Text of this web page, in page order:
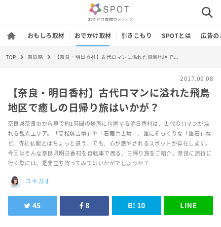
おもしろ取材 おでかけ取材 引きこもり SPOTとは 広告
TOP 奈良県
2017.09.08
【奈良・明日香村】古代ロマンに溢れた飛鳥
地区で癒しの日帰り旅はいかが？
奈良県奈良市から車で約1時間の場所に位置する明日香村は、古代のロマンが溢
れる観光エリア。「高松塚古墳」や「石舞台古墳」、亀にそっくりな「亀石」な
ど、寺社仏閣とはちょっと違う、でも、心が癒やされるスポットが存在します。
今回はそんな奈良県明日香村を自転車で周る、日帰り旅をご紹介。奈良に旅行に
行く際には、是非立ち寄ってみてはいかがでしょうか？
ユキガオ
45 8 B! 10 LINE